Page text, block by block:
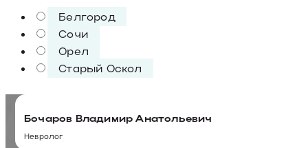
Белгород
Сочи
Орел
Старый Оскол
Бочаров Владимир Анатольевич
Невролог